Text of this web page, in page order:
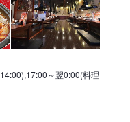
～翌0:00(料理